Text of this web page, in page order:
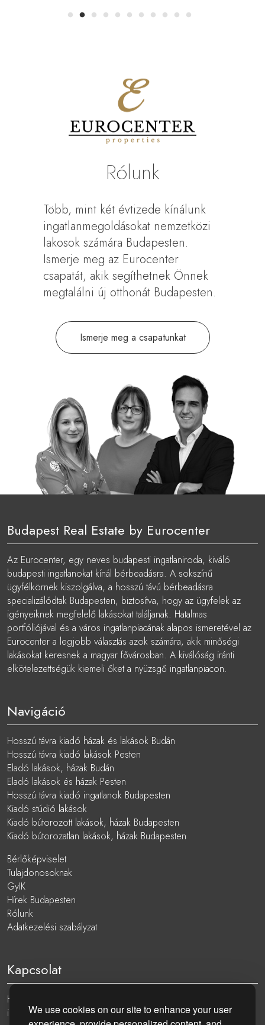
We use cookies on our site to enhance your user
Rólunk
Több, mint két évtizede kínálunk
ingatlanmegoldásokat nemzetközi
lakosok számára Budapesten.
Ismerje meg az Eurocenter
csapatát, akik segíthetnek Önnek
megtalálni új otthonát Budapesten.
Ismerje meg a csapatunkat
Budapest Real Estate by Eurocenter
Az Eurocenter, egy neves budapesti ingatlaniroda, kiváló
budapesti ingatlanokat kínál bérbeadásra. A sokszínű
ügyfélkörnek kiszolgálva, a hosszú távú bérbeadásra
specializálódtak Budapesten, biztosítva, hogy az ügyfelek az
igényeiknek megfelelő lakásokat találjanak. Hatalmas
portfóliójával és a város ingatlanpiacának alapos ismeretével az
Eurocenter a legjobb választás azok számára, akik minőségi
lakásokat keresnek a magyar fővárosban. A kiválóság iránti
elkötelezettségük kiemeli őket a nyüzsgő ingatlanpiacon.
Navigáció
Hosszú távra kiadó házak és lakások Budán
Hosszú távra kiadó lakások Pesten
Eladó lakások, házak Budán
Eladó lakások és házak Pesten
Hosszú távra kiadó ingatlanok Budapesten
Kiadó stúdió lakások
Kiadó bútorozott lakások, házak Budapesten
Kiadó bútorozatlan lakások, házak Budapesten
Bérlőképviselet
Tulajdonosoknak
GyIK
Hírek Budapesten
Rólunk
Adatkezelési szabályzat
Kapcsolat
Hungary, 1051 Budapest, Nádor utca 19.
info@eurocenter.hu